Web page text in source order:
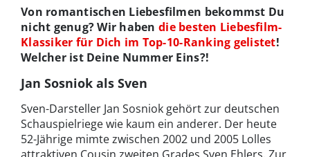
Von romantischen Liebesfilmen bekommst Du
nicht genug? Wir haben die besten Liebesfilm-
Klassiker für Dich im Top-10-Ranking gelistet!
Welcher ist Deine Nummer Eins?!
Jan Sosniok als Sven
Sven-Darsteller Jan Sosniok gehört zur deutschen
Schauspielriege wie kaum ein anderer. Der heute
52-Jährige mimte zwischen 2002 und 2005 Lolles